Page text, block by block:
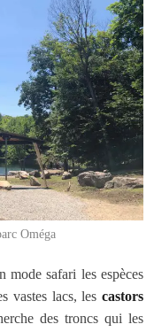
Oméga
mode safari les espèces
vastes lacs, les castors
des troncs qui les